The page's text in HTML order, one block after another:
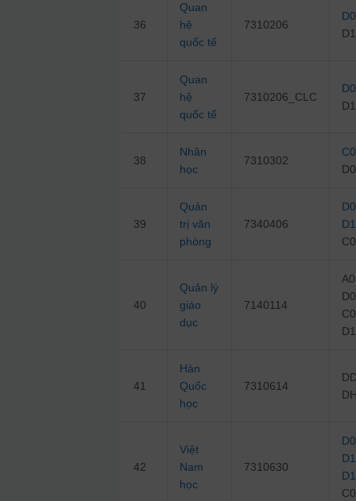
36
Quan
hệ
quốc tế
7310206
37
Quan
hệ
quốc tế
7310206_CLC
38
Nhân
học
7310302
39
Quản
trị văn
phòng
7340406
40
Quản lý
giáo
dục
7140114
41
Hàn
Quốc
học
7310614
42
Việt
Nam
học
7310630